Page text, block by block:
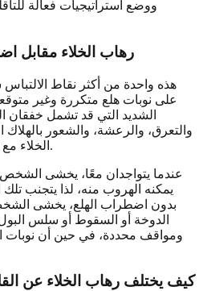
ووضع استراتيجيات فعالة
رهاب الخلاء مقابل
هذه واحدة من أكثر نقاط
على نوبات هلع متكررة وغير
الشديد التي قد تشمل خفقان
والتعرق، والرعشة، والشعور
الخلاء مع تاريخ من نوبات الهلع أو بدونها.
عندما يتواجدان معًا، يخشى الشخص
يمكنه الهروب منه، لذا يتجنب
بدون اضطراب الهلع، يخشى
الدوخة أو السقوط أو سلس
ومواقف محددة، في حين أن نوبات
كيف يختلف رهاب الخلاء عن